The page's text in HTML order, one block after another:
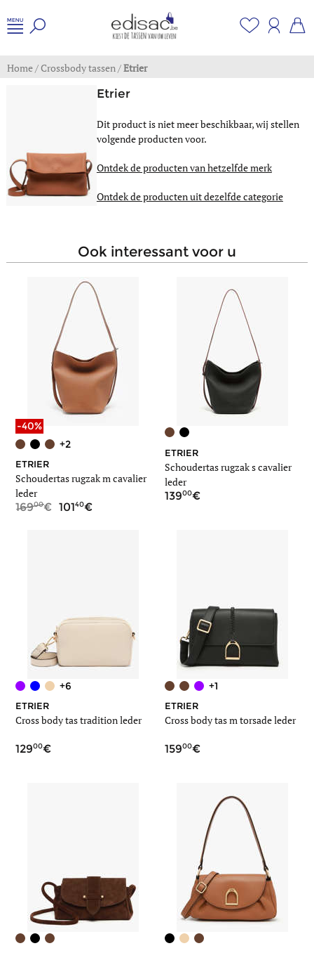
Home/Crossbody tassen/Etrier
Etrier
Dit product is niet meer beschikbaar, wij stellen
volgende producten voor.
Ontdek de producten van hetzelfde merk
Ontdek de producten uit dezelfde categorie
ook interessant voor u
-40%
+2
ETRIER
Schoudertas rugzak m cavalier
leder
16900 10140
ETRIER
Schoudertas rugzak s cavalier
leder
13900
+6
ETRIER
Cross body tas tradition leder
12900
+1
ETRIER
Cross body tas m torsade leder
15900